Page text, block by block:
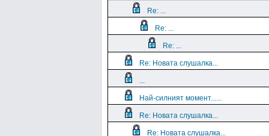
Re: ...
Re: ...
Re: ...
Re: Новата слушалка...
...
Най-силният момент......
Re: Новата слушалка...
Re: Новата слушалка...